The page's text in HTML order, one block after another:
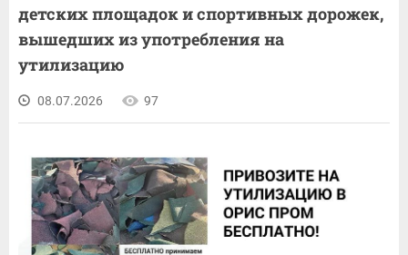
детских площадок и спортивных дорожек,
вышедших из употребления на
утилизацию
08.07.2026 97